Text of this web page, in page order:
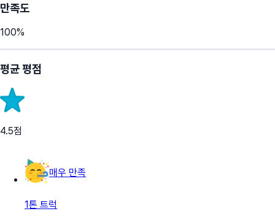
만족도
100%
평균 평점
4.5점
매우 만족
1톤 트럭